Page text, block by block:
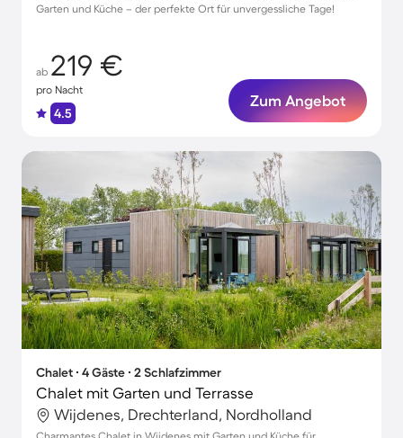
Garten und Küche – der perfekte Ort für unvergessliche Tage!
ab 219 €
pro Nacht
4.5
Zum Angebot
Chalet ∙ 4 Gäste ∙ 2 Schlafzimmer
Chalet mit Garten und Terrasse
Wijdenes, Drechterland, Nordholland